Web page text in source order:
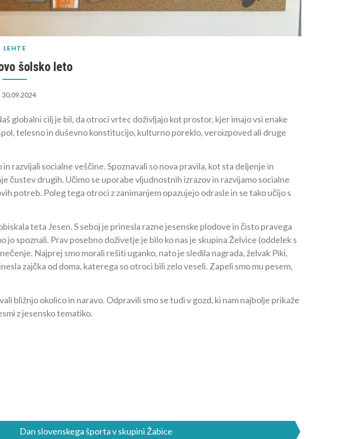
LEHTE
šolsko leto
30.09.2024
globalni cilj je bil, da otroci vrtec doživljajo kot prostor, kjer imajo vsi enake
telesno in duševno konstitucijo, kulturno poreklo, veroizpoved ali druge
razvijali socialne veščine. Spoznavali so nova pravila, kot sta deljenje in
čustev drugih. Učimo se uporabe vljudnostnih izrazov in razvijamo socialne
potreb. Poleg tega otroci z zanimanjem opazujejo odrasle in se tako učijo s
teta Jesen. S seboj je prinesla razne jesenske plodove in čisto pravega
jo spoznali. Prav posebno doživetje je bilo ko nas je skupina Želvice (oddelek s
Najprej smo morali rešiti uganko, nato je sledila nagrada, želvak Piki,
zajčka od doma, katerega so otroci bili zelo veseli. Zapeli smo mu pesem,
bližnjo okolico in naravo. Odpravili smo se tudi v gozd, ki nam najbolje prikaže
z jesensko tematiko.
Dan slovenskega športa v skupini Žabice